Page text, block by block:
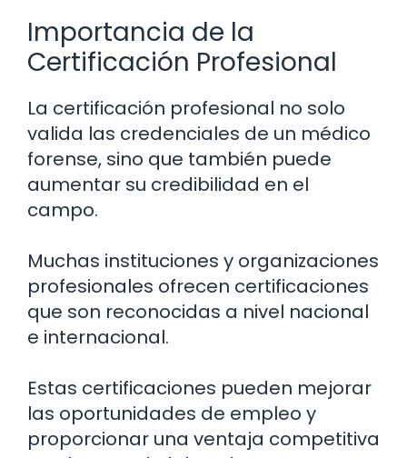
Importancia de la
Certificación Profesional
La certificación profesional no solo
valida las credenciales de un médico
forense, sino que también puede
aumentar su credibilidad en el
campo.
Muchas instituciones y organizaciones
profesionales ofrecen certificaciones
que son reconocidas a nivel nacional
e internacional.
Estas certificaciones pueden mejorar
las oportunidades de empleo y
proporcionar una ventaja competitiva